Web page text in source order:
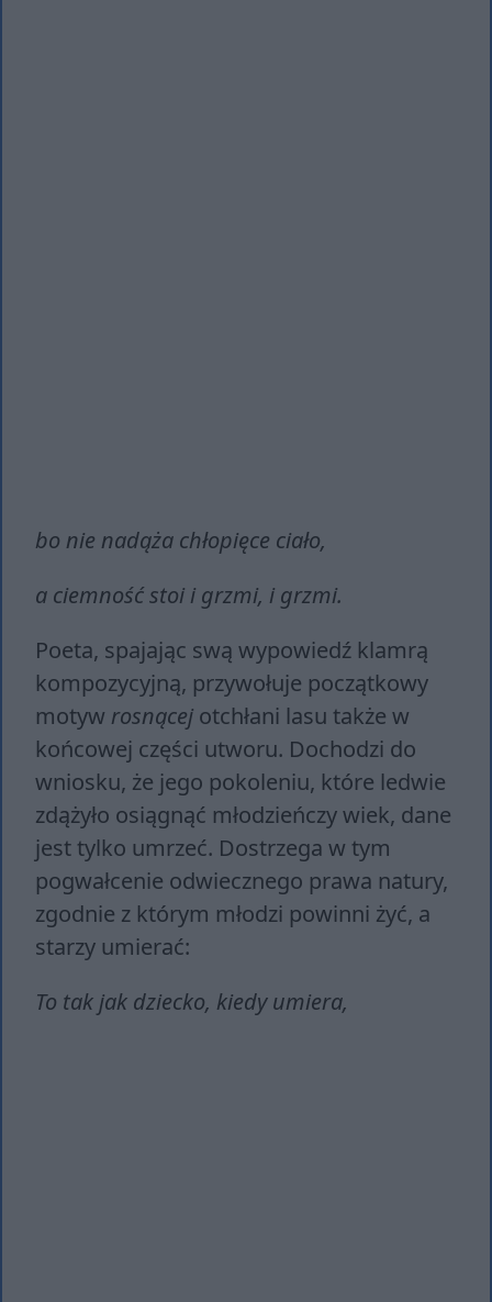
bo nie nadąża chłopięce ciało,
a ciemność stoi i grzmi, i grzmi.
Poeta, spajając swą wypowiedź klamrą
kompozycyjną, przywołuje początkowy
motyw rosnącej otchłani lasu także w
końcowej części utworu. Dochodzi do
wniosku, że jego pokoleniu, które ledwie
zdążyło osiągnąć młodzieńczy wiek, dane
jest tylko umrzeć. Dostrzega w tym
pogwałcenie odwiecznego prawa natury,
zgodnie z którym młodzi powinni żyć, a
starzy umierać:
To tak jak dziecko, kiedy umiera,